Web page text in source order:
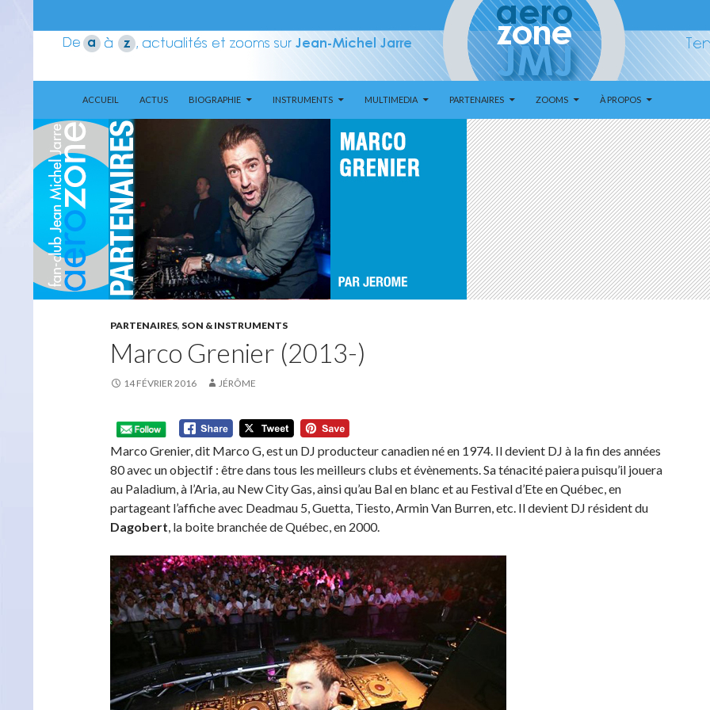
Aerozone JMJ
ACCUEIL
ACTUS BIOGRAPHIE INSTRUMENTS MULTIMEDIA PARTENAIRES ZOOMS À PROPOS
PARTENAIRES, SON & INSTRUMENTS
Marco Grenier (2013-)
14 FÉVRIER 2016 JÉRÔME
Marco Grenier, dit Marco G, est un DJ producteur canadien né en 1974. Il devient DJ à la fin des années
80 avec un objectif : être dans tous les meilleurs clubs et évènements. Sa ténacité paiera puisqu’il jouera
au Paladium, à l’Aria, au New City Gas, ainsi qu’au Bal en blanc et au Festival d’Ete en Québec, en
partageant l’affiche avec Deadmau 5, Guetta, Tiesto, Armin Van Burren, etc. Il devient DJ résident du
Dagobert, la boite branchée de Québec, en 2000.